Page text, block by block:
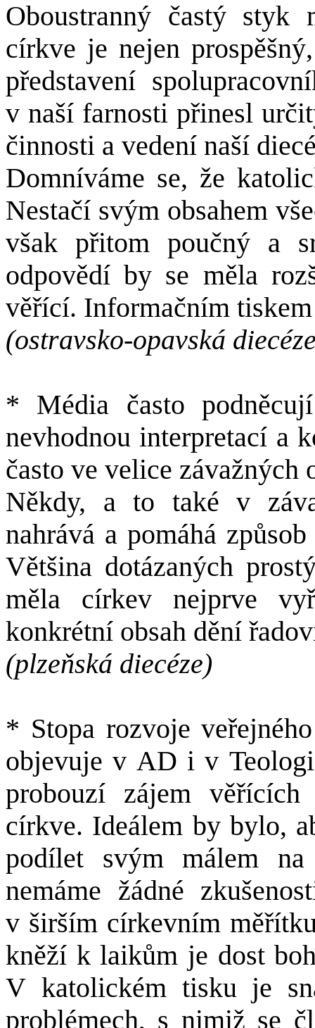
Oboustranný častý styk
církve je nejen
představení
v naší farnosti přinesl
činnosti a vedení naší
Domníváme se, že
Nestačí svým obsahem
však přitom poučný a
odpovědí by se měla
věřící. Informačním
(ostravsko-opavská
* Média často
nevhodnou interpretací a
často ve velice
Někdy, a to také v
nahrává a pomáhá
Většina dotázaných
měla církev nejprve
konkrétní obsah dění
(plzeňská diecéze)
* Stopa rozvoje
objevuje v AD i v
probouzí zájem
církve. Ideálem by bylo,
podílet svým málem na
nemáme žádné
v širším církevním
kněží k laikům je dost
V katolickém tisku je
problémech, s nimiž se